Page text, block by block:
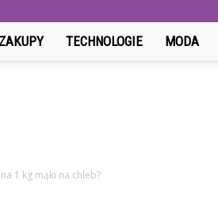
ZAKUPY TECHNOLOGIE MODA
1 kg mąki na chleb?